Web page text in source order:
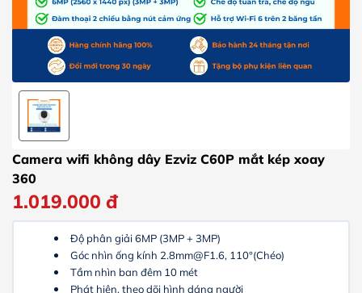
Camera wifi không dây Ezviz C60P mắt kép xoay
360
1.019.000 đ
Độ phân giải 6MP (3MP + 3MP)
Góc nhìn ống kính 2.8mm@F1.6, 110°(Chéo)
Tầm nhìn ban đêm 10 mét
Phát hiện, theo dõi hình dáng người